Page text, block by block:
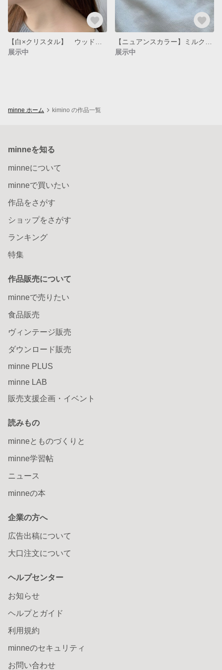
展示中
展示中
minne ホーム kimino の作品一覧
minneを知る
minneについて
minneで買いたい
作品をさがす
ショップをさがす
ランキング
特集
作品販売について
minneで売りたい
食品販売
ヴィンテージ販売
ダウンロード販売
minne PLUS
minne LAB
販売支援企画・イベント
読みもの
minneとものづくりと
minne学習帖
ニュース
minneの本
企業の方へ
広告出稿について
大口注文について
ヘルプセンター
お知らせ
ヘルプとガイド
利用規約
minneのセキュリティ
お問い合わせ